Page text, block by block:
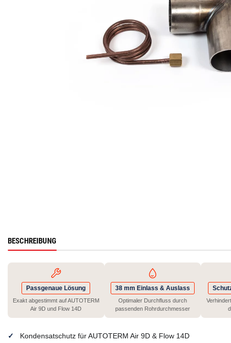
BESCHREIBUNG
Passgenaue Lösung
Exakt abgestimmt auf AUTOTERM
Air 9D und Flow 14D
38 mm Einlass & Auslass
Optimaler Durchfluss durch
passenden Rohrdurchmesser
Kondensatschutz für AUTOTERM Air 9D & Flow 14D